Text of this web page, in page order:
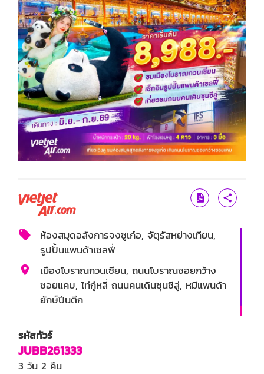
ห้องสมุดอลังการจงซูเก๋อ, จัตุรัสหย่างเทียน,
รูปปั้นแพนด้าเซลฟี่
เมืองโบราณกวนเซียน, ถนนโบราณซอยกว้าง
ซอยแคบ, ไท่กู๋หลี่ ถนนคนเดินซุนซีลู่, หมีแพนด้า
ยักษ์ปีนตึก
รหัสทัวร์
JUBB261333
3 วัน 2 คืน